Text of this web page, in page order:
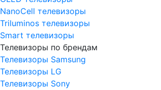
NanoCell телевизоры
Triluminos телевизоры
Smart телевизоры
Телевизоры по брендам
Телевизоры Samsung
Телевизоры LG
Телевизоры Sony